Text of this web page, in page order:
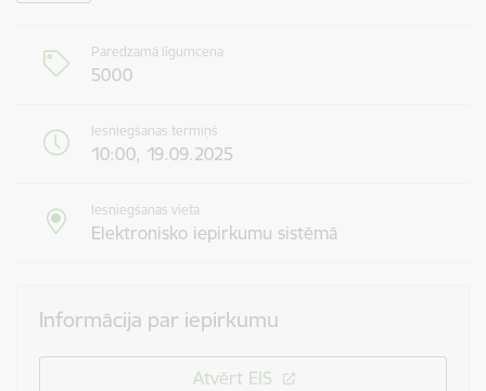
Paredzamā līgumcena
5000
Iesniegšanas termiņš
10:00, 19.09.2025
Iesniegšanas vieta
Elektronisko iepirkumu sistēmā
Informācija par iepirkumu
Atvērt EIS